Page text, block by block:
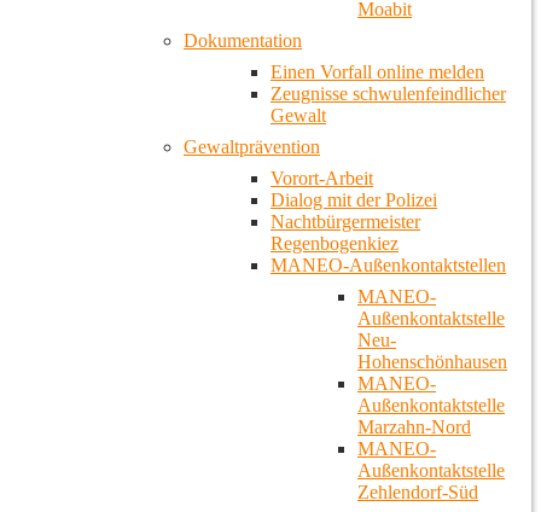
Moabit
Dokumentation
Einen Vorfall online melden
Zeugnisse schwulenfeindlicher
Gewalt
Gewaltprävention
Vorort-Arbeit
Dialog mit der Polizei
Nachtbürgermeister
Regenbogenkiez
MANEO-Außenkontaktstellen
MANEO-
Außenkontaktstelle
Neu-
Hohenschönhausen
MANEO-
Außenkontaktstelle
Marzahn-Nord
MANEO-
Außenkontaktstelle
Zehlendorf-Süd